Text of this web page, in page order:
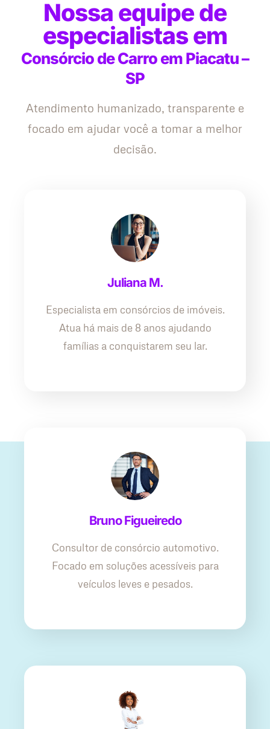
Nossa equipe de
especialistas em
Consórcio de Carro em Piacatu –
SP
Atendimento humanizado, transparente e
focado em ajudar você a tomar a melhor
decisão.
Juliana M.
Especialista em consórcios de imóveis.
Atua há mais de 8 anos ajudando
famílias a conquistarem seu lar.
Bruno Figueiredo
Consultor de consórcio automotivo.
Focado em soluções acessíveis para
veículos leves e pesados.